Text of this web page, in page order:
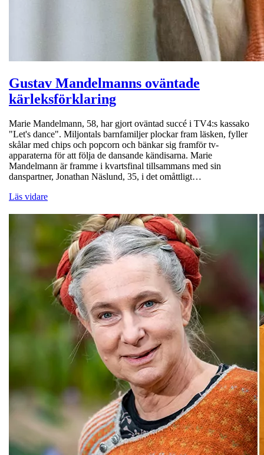
Gustav Mandelmanns oväntade
kärleksförklaring
Marie Mandelmann, 58, har gjort oväntad succé i TV4:s kassako
"Let's dance". Miljontals barnfamiljer plockar fram läsken, fyller
skålar med chips och popcorn och bänkar sig framför tv-
apparaterna för att följa de dansande kändisarna. Marie
Mandelmann är framme i kvartsfinal tillsammans med sin
danspartner, Jonathan Näslund, 35, i det omåttligt…
Läs vidare